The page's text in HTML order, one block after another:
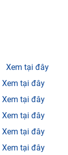
Xem tại đây
Xem tại đây
Xem tại đây
Xem tại đây
Xem tại đây
Xem tại đây